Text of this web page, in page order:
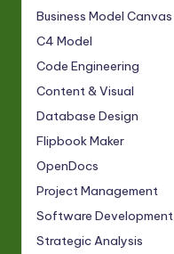
Business Model Canvas
C4 Model
Code Engineering
Content & Visual
Database Design
Flipbook Maker
OpenDocs
Project Management
Software Development
Strategic Analysis